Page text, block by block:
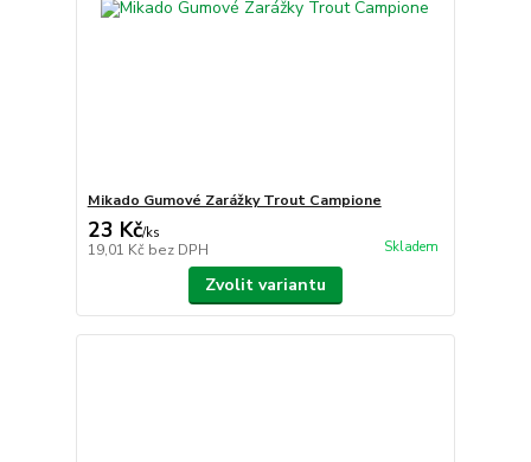
Mikado Gumové Zarážky Trout Campione
23 Kč/ks
19,01 Kč bez DPH Skladem
Zvolit variantu